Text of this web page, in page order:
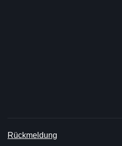
Rückmeldung